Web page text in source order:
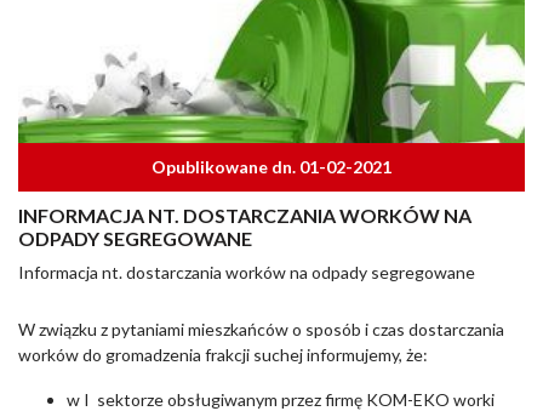
Opublikowane dn. 01-02-2021
INFORMACJA NT. DOSTARCZANIA WORKÓW NA
ODPADY SEGREGOWANE
Informacja nt. dostarczania worków na odpady segregowane
W związku z pytaniami mieszkańców o sposób i czas dostarczania
worków do gromadzenia frakcji suchej informujemy, że:
w I sektorze obsługiwanym przez firmę KOM-EKO worki